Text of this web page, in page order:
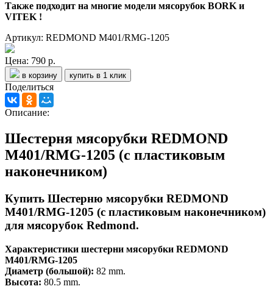
Также подходит на многие модели мясорубок BORK и
VITEK !
Артикул: REDMOND M401/RMG-1205
Цена: 790 р.
в корзину купить в 1 клик
Поделиться
Описание:
Шестерня мясорубки REDMOND
M401/RMG-1205 (с пластиковым
наконечником)
Купить Шестерню мясорубки REDMOND
M401/RMG-1205 (с пластиковым наконечником)
для мясорубок Redmond.
Характеристики шестерни мясорубки REDMOND
M401/RMG-1205
Диаметр (большой): 82 mm.
Высота: 80.5 mm.